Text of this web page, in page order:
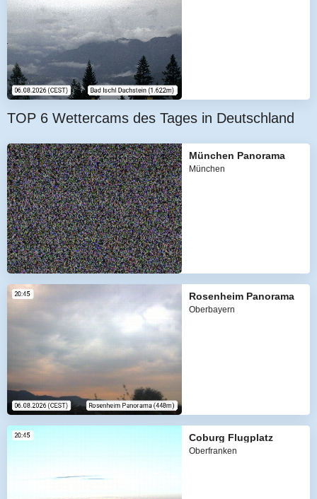
TOP 6 Wettercams des Tages in Deutschland
München Panorama
München
Rosenheim Panorama
Oberbayern
Coburg Flugplatz
Oberfranken